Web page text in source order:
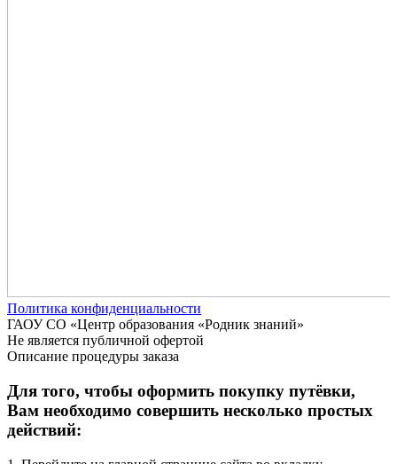
Политика конфиденциальности
ГАОУ СО «Центр образования «Родник знаний»
Не является публичной офертой
Описание процедуры заказа
Для того, чтобы оформить покупку путёвки,
Вам необходимо совершить несколько простых
действий: